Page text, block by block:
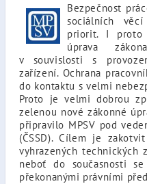
Bezpečnost
sociálních
priorit. I proto
úprava
v souvislosti s
zařízení. Ochrana
do kontaktu s velmi
Proto je velmi dobrou
zelenou nové zákonné
připravilo MPSV pod
(ČSSD). Cílem je
vyhrazených technických
neboť do současnosti
překonanými právními